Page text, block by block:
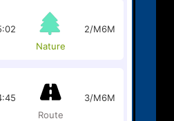
Nature
2/M6M
Route
3/M6M